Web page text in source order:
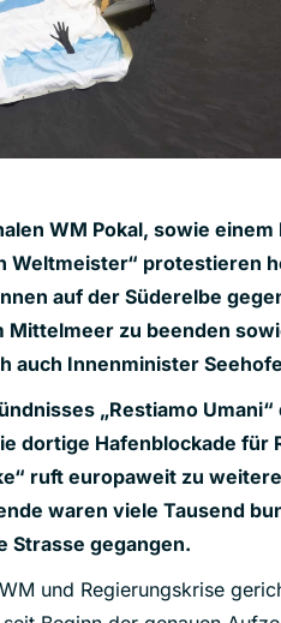
WM Pokal, sowie einem
Weltmeister“ protestieren
auf der Süderelbe
zu beenden
auch Innenminister
„Restiamo Umani“
dortige Hafenblockade für
ruft europaweit zu
waren viele Tausend
Strasse gegangen.
und Regierungskrise